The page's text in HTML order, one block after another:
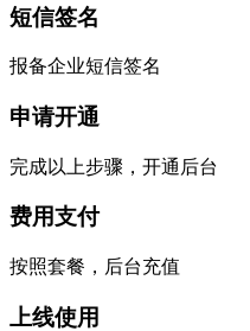
短信签名
报备企业短信签名
申请开通
完成以上步骤，开通后台
费用支付
按照套餐，后台充值
上线使用